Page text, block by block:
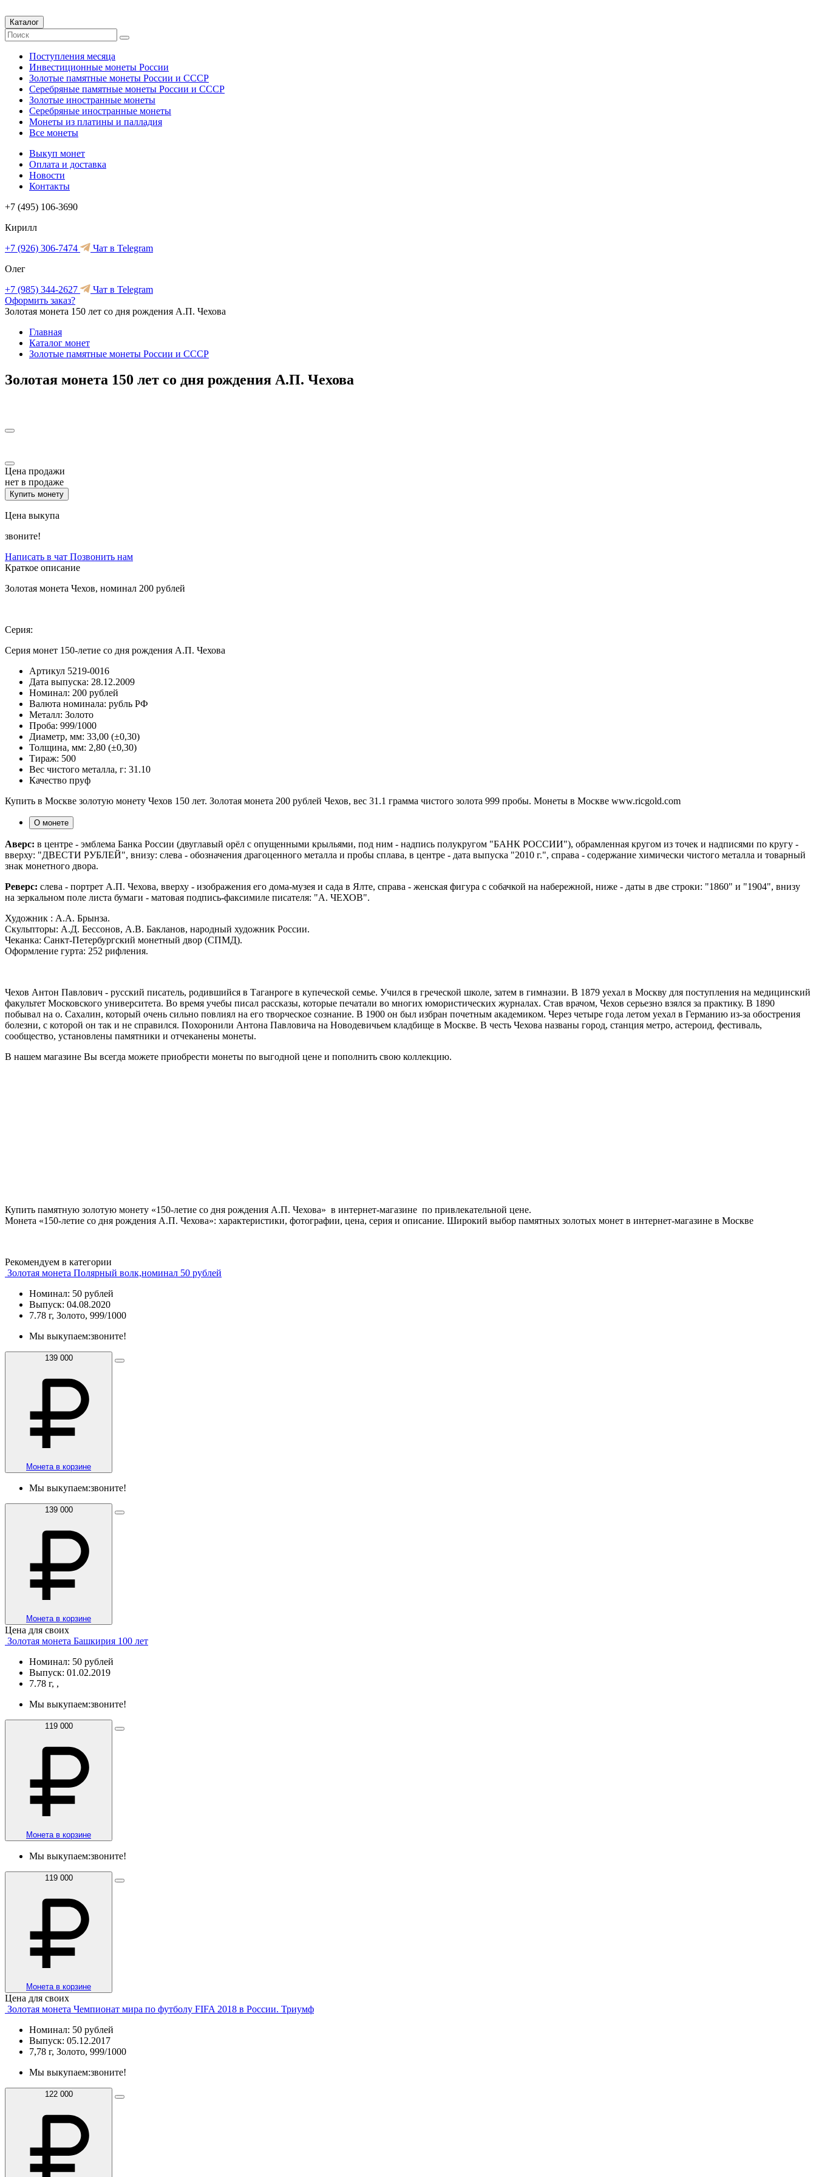
Каталог
Поступления месяца
Инвестиционные монеты России
Золотые памятные монеты России и СССР
Серебряные памятные монеты России и СССР
Золотые иностранные монеты
Серебряные иностранные монеты
Монеты из платины и палладия
Все монеты
Выкуп монет
Оплата и доставка
Новости
Контакты
+7 (495) 106-3690
Кирилл
+7 (926) 306-7474
Чат в Telegram
Олег
+7 (985) 344-2627
Чат в Telegram
Оформить заказ?
Золотая монета 150 лет со дня рождения А.П. Чехова
Главная
Каталог монет
Золотые памятные монеты России и СССР
Золотая монета 150 лет со дня рождения А.П. Чехова
Цена продажи
нет в продаже
Купить монету
Цена выкупа
звоните!
Написать в чат Позвонить нам
Краткое описание
Золотая монета Чехов, номинал 200 рублей
Серия:
Серия монет 150-летие со дня рождения А.П. Чехова
Артикул 5219-0016
Дата выпуска: 28.12.2009
Номинал: 200 рублей
Валюта номинала: рубль РФ
Металл: Золото
Проба: 999/1000
Диаметр, мм: 33,00 (±0,30)
Толщина, мм: 2,80 (±0,30)
Тираж: 500
Вес чистого металла, г: 31.10
Качество пруф
Купить в Москве золотую монету Чехов 150 лет. Золотая монета 200 рублей Чехов, вес 31.1 грамма чистого золота 999 пробы. Монеты в Москве www.ricgold.com
О монете
Аверс: в центре - эмблема Банка России (двуглавый орёл с опущенными крыльями, под ним - надпись полукругом "БАНК РОССИИ"), обрамленная кругом из точек и надписями по кругу -
вверху: "ДВЕСТИ РУБЛЕЙ", внизу: слева - обозначения драгоценного металла и пробы сплава, в центре - дата выпуска "2010 г.", справа - содержание химически чистого металла и товарный
знак монетного двора.
Реверс: слева - портрет А.П. Чехова, вверху - изображения его дома-музея и сада в Ялте, справа - женская фигура с собачкой на набережной, ниже - даты в две строки: "1860" и "1904", внизу
на зеркальном поле листа бумаги - матовая подпись-факсимиле писателя: "А. ЧЕХОВ".
Художник : А.А. Брынза.
Скульпторы: А.Д. Бессонов, А.В. Бакланов, народный художник России.
Чеканка: Санкт-Петербургский монетный двор (СПМД).
Оформление гурта: 252 рифления.
Чехов Антон Павлович - русский писатель, родившийся в Таганроге в купеческой семье. Учился в греческой школе, затем в гимназии. В 1879 уехал в Москву для поступления на медицинский
факультет Московского университета. Во время учебы писал рассказы, которые печатали во многих юмористических журналах. Став врачом, Чехов серьезно взялся за практику. В 1890
побывал на о. Сахалин, который очень сильно повлиял на его творческое сознание. В 1900 он был избран почетным академиком. Через четыре года летом уехал в Германию из-за обострения
болезни, с которой он так и не справился. Похоронили Антона Павловича на Новодевичьем кладбище в Москве. В честь Чехова названы город, станция метро, астероид, фестиваль,
сообщество, установлены памятники и отчеканены монеты.
В нашем магазине Вы всегда можете приобрести монеты по выгодной цене и пополнить свою коллекцию.
Купить памятную золотую монету «150-летие со дня рождения А.П. Чехова» в интернет-магазине по привлекательной цене.
Монета «150-летие со дня рождения А.П. Чехова»: характеристики, фотографии, цена, серия и описание. Широкий выбор памятных золотых монет в интернет-магазине в Москве
Рекомендуем в категории
Золотая монета Полярный волк,номинал 50 рублей
Номинал: 50 рублей
Выпуск: 04.08.2020
7.78 г, Золото, 999/1000
Мы выкупаем:звоните!
139 000
Монета в корзине
Мы выкупаем:звоните!
139 000
Монета в корзине
Цена для своих
Золотая монета Башкирия 100 лет
Номинал: 50 рублей
Выпуск: 01.02.2019
7.78 г, ,
Мы выкупаем:звоните!
119 000
Монета в корзине
Мы выкупаем:звоните!
119 000
Монета в корзине
Цена для своих
Золотая монета Чемпионат мира по футболу FIFA 2018 в России. Триумф
Номинал: 50 рублей
Выпуск: 05.12.2017
7,78 г, Золото, 999/1000
Мы выкупаем:звоните!
122 000